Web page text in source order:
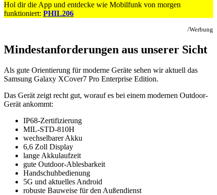
Hol dir die App und entdecke wie Mobilfunk von morgen
funktioniert: PHIL206
/Werbung
Mindestanforderungen aus unserer Sicht
Als gute Orientierung für moderne Geräte sehen wir aktuell das
Samsung Galaxy XCover7 Pro Enterprise Edition.
Das Gerät zeigt recht gut, worauf es bei einem modernen Outdoor-
Gerät ankommt:
IP68-Zertifizierung
MIL-STD-810H
wechselbarer Akku
6,6 Zoll Display
lange Akkulaufzeit
gute Outdoor-Ablesbarkeit
Handschuhbedienung
5G und aktuelles Android
robuste Bauweise für den Außendienst